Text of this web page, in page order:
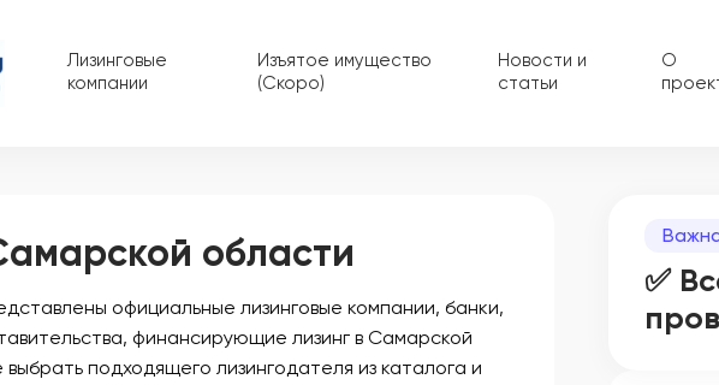
Лизинговые
компании
Изъятое имущество
(Скоро)
Новости и
статьи
О
области
официальные лизинговые компании, банки,
финансирующие лизинг в Самарской
подходящего лизингодателя из каталога и
✅